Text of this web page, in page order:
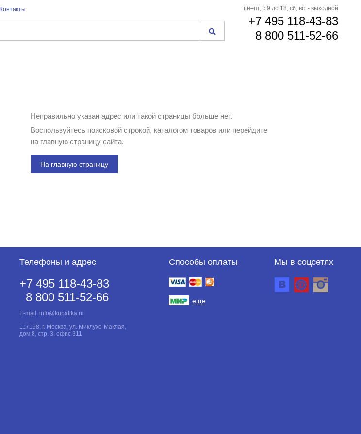
Контакты пн–пт, с 9 до 18; сб, вс: - выходной
+7 495 118-43-83
8 800 511-52-66
Неправильно указан адрес или такой страницы больше нет.
Воспользуйтесь поисковой строкой, каталогом товаров или перейдите
на главную страницу сайта.
На главную страницу
Телефоны и адрес
+7 495 118-43-83
8 800 511-52-66
E-mail: info@kupatika.ru
117198, г. Москва, ул. Миклухо-Маклая,
дом 8, стр. 3, офис 311
Способы оплаты
еще
Мы в соцсетях